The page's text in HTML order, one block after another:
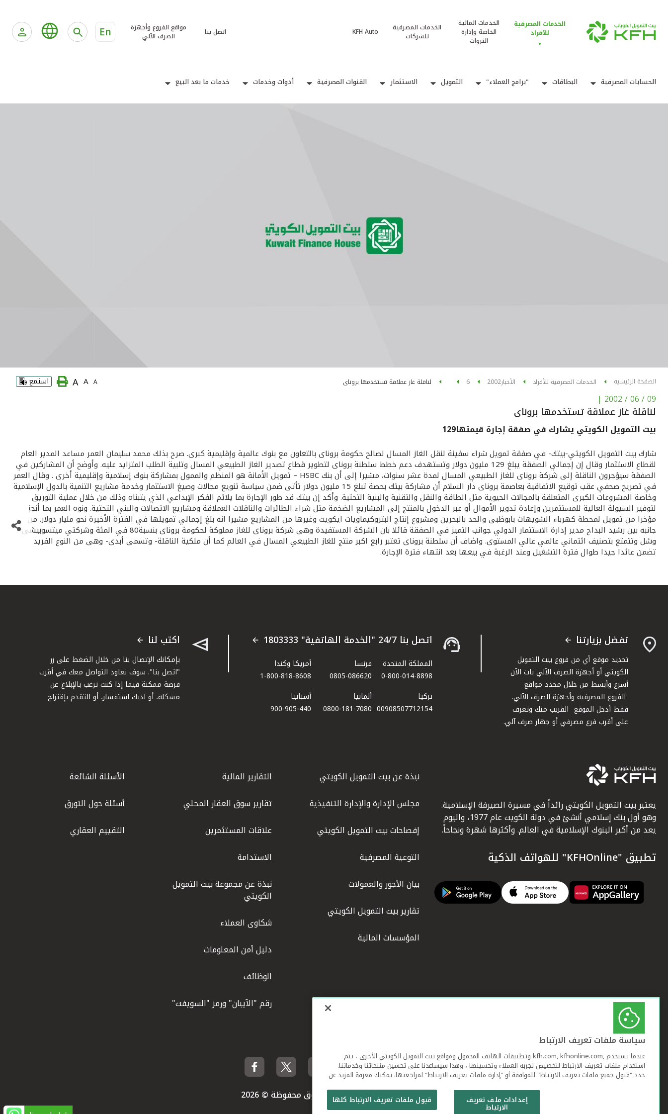
الخدمات المصرفية
للأفراد
الخدمات المالية
الخاصة وإدارة
الثروات
الخدمات المصرفية
للشركات
KFH Auto اتصل بنا
مواقع الفروع وأجهزة
الصرف الآلي
En
الحسابات المصرفية البطاقات "برامج العملاء" التمويل الاستثمار القنوات المصرفية أدوات وخدمات خدمات ما بعد البيع
الصفحة الرئيسية الخدمات المصرفية للأفراد الأخبار2002
6 لناقلة غاز عملاقة تستخدمها بروناى A
A
A استمع
09 / 06 / 2002
|
لناقلة غاز عملاقة تستخدمها بروناى
بيت التمويل الكويتي يشارك في صفقة إجارة قيمتها129
شارك بيت التمويل الكويتي-بيتك- في صفقة تمويل شراء سفينة لنقل الغاز المسال لصالح حكومة بروناى بالتعاون مع بنوك عالمية وإقليمية كبرى. صرح بذلك محمد سليمان العمر مساعد المدير العام
لقطاع الاستثمار وقال إن إجمالي الصفقة يبلغ 129 مليون دولار وتستهدف دعم خطط سلطنة بروناى لتطوير قطاع تصدير الغاز الطبيعي المسال وتلبية الطلب المتزايد عليه. وأوضح أن المشاركين في
الصفقة سيؤجرون الناقلة إلى شركة بروناى للغاز الطبيعي المسال لمدة عشر سنوات، مشيرا إلى أن بنك HSBC – تمويل الأمانة هو المنظم والممول بمشاركة بنوك إسلامية وإقليمية أخرى . وقال العمر
في تصريح صحفي عقب توقيع الاتفاقية بعاصمة بروناى دار السلام أن مشاركة بيتك بحصة تبلغ 15 مليون دولار تأتى ضمن سياسة تنويع مجالات وصيغ الاستثمار وخدمة مشاريع التنمية بالدول الإسلامية
وخاصة المشروعات الكبرى المتعلقة بالمجالات الحيوية مثل الطاقة والنقل والتقنية والبنية التحتية. وأكد إن بيتك قد طور الإجارة بما يلائم الفكر الإبداعي الذي يتبناه وذلك من خلال عملية التوريق
لتوفير السيولة العالية للمستثمرين وإعادة تدوير الأموال أو عبر الدخول بالمنتج إلى المشاريع الضخمة مثل شراء الطائرات والناقلات العملاقة ومشاريع الاتصالات والبني التحتية. ونوه العمر بما أنجز
مؤخرا من تمويل لمحطة كهرباء الشويهات بابوظبى والحد بالبحرين ومشروع إنتاج البتروكيماويات ايكويت وغيرها من المشاريع مشيرا انه بلغ إجمالي تمويلها في الفترة الأخيرة نحو مليار دولار. من
جانبه بين رشيد البداح مدير إدارة الاستثمار الدولي جوانب التميز في الصفقة قائلا بان الشركة المستفيدة وهى شركة بروناى للغاز مملوكة لحكومة بروناى بنسبة80 في المئة وشركتي ميتسوبيشى
وشل وتتمتع بتصنيف ائتماني عالمي عالي المستوى. واضاف أن سلطنة بروناى تعتبر رابع اكبر منتج للغاز الطبيعي المسال في العالم كما أن ملكية الناقلة- وتسمى أبدى- وهى من النوع الفريد
تضمن عائدا جيدا طوال فترة التشغيل وعند الرغبة في بيعها بعد انتهاء فترة الإجارة.
تفضل بزيارتنا
تحديد موقع أي من فروع بيت التمويل
الكويتي أو أجهزة الصرف الآلي بات الآن
أسرع وأبسط من خلال محدد مواقع
الفروع المصرفية وأجهزة الصرف الآلي.
فقط أدخل الموقع القريب منك وتعرف
على أقرب فرع مصرفي أو جهاز صرف آلي.
اتصل بنا 24/7 "الخدمة الهاتفية" 1803333
المملكة المتحدة
0-800-014-8898
فرنسا
0805-086620
أمريكا وكندا
1-800-818-8608
تركيا
00908507712154​
ألمانيا
0800-181-7080
أسبانيا
900-905-440
اكتب لنا
بإمكانك الإتصال بنا من خلال الضغط على زر
"اتصل بنا". سوف نعاود التواصل معك في أقرب
فرصة ممكنة فيما إذا كنت ترغب بالإبلاغ عن
مشكلة، أو لديك استفسار، أو التقدم بإقتراح
يعتبر بيت التمويل الكويتي رائداً في مسيرة الصيرفة الإسلامية.
وهو أول بنك إسلامي أنشئ في دولة الكويت عام 1977، واليوم
يعد من أكبر البنوك الإسلامية في العالم. وأكثرها شهرة ونجاحاً.
تطبيق "KFHOnline" للهواتف الذكية
نبذة عن بيت التمويل الكويتي
مجلس الإدارة والإدارة التنفيذية
إفصاحات بيت التمويل الكويتي
التوعية المصرفية
بيان الأجور والعمولات
تقارير بيت التمويل الكويتي
المؤسسات المالية
التقارير المالية
تقارير سوق العقار المحلي
علاقات المستثمرين
الاستدامة
نبذة عن مجموعة بيت التمويل
الكويتي
شكاوى العملاء
دليل أمن المعلومات
الوظائف
رقم "الآيبان" ورمز "السويفت"
الأسئلة الشائعة
أسئلة حول التورق
التقييم العقاري
بيت التمويل الكويتي جميع الحقوق محفوظة © 2026
سياسة ملفات تعريف الارتباط
عندما تستخدم ,kfh.com, kfhonline.com وتطبيقات الهاتف المحمول ومواقع بيت التمويل الكويتي الأخرى ، يتم
استخدام ملفات تعريف الارتباط لتخصيص تجربة العملاء وتحسينها ، وهذا سيساعدنا على تحسين منتجاتنا وخدماتنا.
حدد "قبول جميع ملفات تعريف الارتباط" للموافقة أو "إدارة ملفات تعريف الارتباط" لمراجعتها. يمكنك معرفة المزيد عن
قبول ملفات تعريف الارتباط كلها
إعدادات ملف تعريف
الارتباط